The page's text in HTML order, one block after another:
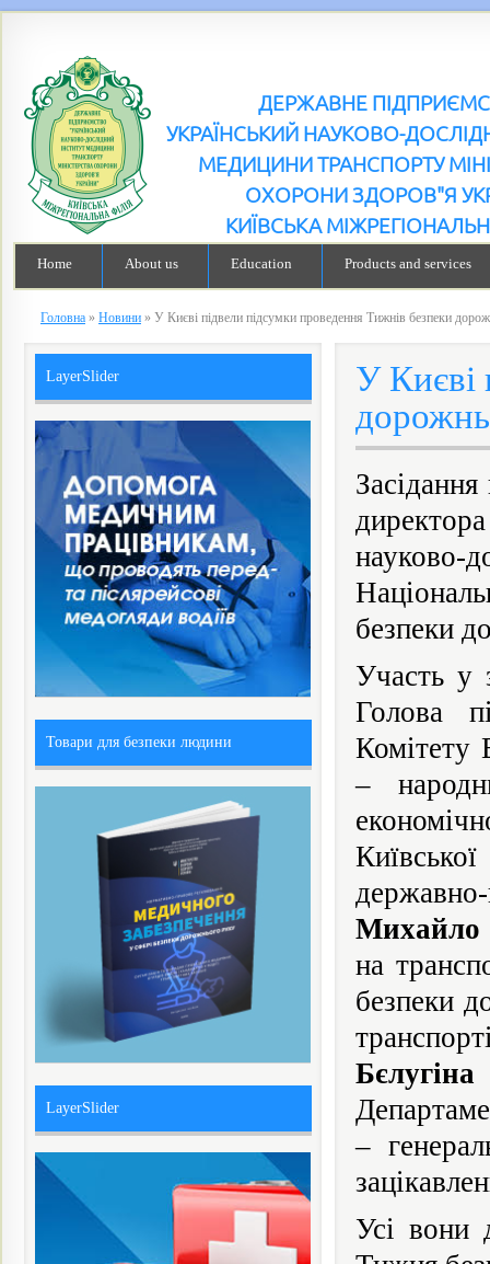
ДЕРЖАВНЕ
УКРАЇНСЬКИЙ НАУКОВО-
МЕДИЦИНИ ТРАНСПОРТУ
ОХОРОНИ ЗДОРОВ"Я
КИЇВСЬКА
Home About us Education Products and services
Головна » Новини » У Києві підвели підсумки проведення Тижнів безпеки
У Києві
науково-
безпеки
Участь у
Голова
Комітету
–
на
безпеки
Бєлугіна
–
Усі вони
LayerSlider
Товари для безпеки людини
LayerSlider